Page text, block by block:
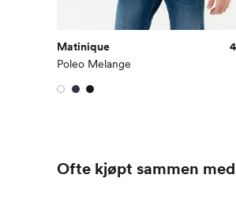
Matinique
Poleo Melange
Ofte kjøpt sammen med